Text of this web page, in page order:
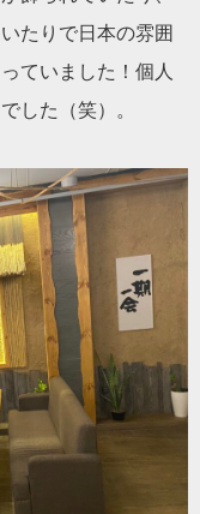
たりで日本の雰囲
ていました！個人
した（笑）。